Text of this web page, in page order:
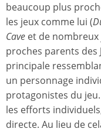
beaucoup plus
les jeux comme lui (
Cave et de
proches parents des
principale
un personnage
protagonistes du
les efforts
directe. Au lieu de